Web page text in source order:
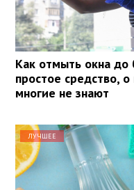
Как отмыть окна до
простое средство,
многие не знают
ЛУЧШЕЕ